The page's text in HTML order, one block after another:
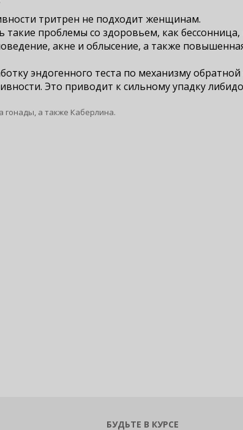
тритрен не подходит женщинам.
проблемы со здоровьем, как
акне и облысение, а также
эндогенного теста по механизму обратной
Это приводит к сильному упадку
гонады, а также Каберлина.
БУДЬТЕ В КУРСЕ